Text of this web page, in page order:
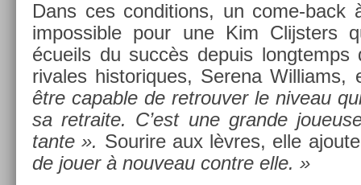
Dans ces con­di­tions, un come-back
im­pos­sible pour une Kim Clijst­ers
écueils du succès de­puis longtemps
rivales his­toriques, Serena Wil­liams,
être cap­able de retro­uv­er le niveau
sa re­traite. C’est une gran­de
tante ». Sourire aux lèvres, elle
de jouer à nouveau con­tre elle. »